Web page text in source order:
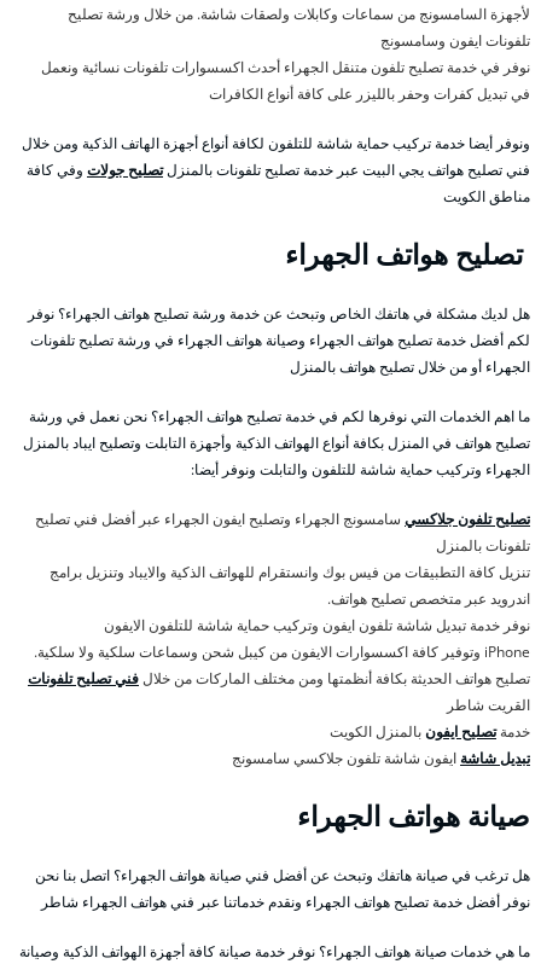
لأجهزة السامسونج من سماعات وكابلات ولصقات شاشة. من خلال ورشة تصليح
تلفونات ايفون وسامسونج
نوفر في خدمة تصليح تلفون متنقل الجهراء أحدث اكسسوارات تلفونات نسائية ونعمل
في تبديل كفرات وحفر بالليزر على كافة أنواع الكافرات
ونوفر أيضا خدمة تركيب حماية شاشة للتلفون لكافة أنواع أجهزة الهاتف الذكية ومن خلال
فني تصليح هواتف يجي البيت عبر خدمة تصليح تلفونات بالمنزلتصليح جولات وفي كافة
مناطق الكويت
تصليح هواتف الجهراء
هل لديك مشكلة في هاتفك الخاص وتبحث عن خدمة ورشة تصليح هواتف الجهراء؟ نوفر
لكم أفضل خدمة تصليح هواتف الجهراء وصيانة هواتف الجهراء في ورشة تصليح تلفونات
الجهراء أو من خلال تصليح هواتف بالمنزل
ما اهم الخدمات التي نوفرها لكم في خدمة تصليح هواتف الجهراء؟ نحن نعمل في ورشة
تصليح هواتف في المنزل بكافة أنواع الهواتف الذكية وأجهزة التابلت وتصليح ايباد بالمنزل
الجهراء وتركيب حماية شاشة للتلفون والتابلت ونوفر أيضا:
تصليح تلفون جلاكسي سامسونج الجهراء وتصليح ايفون الجهراء عبر أفضل فني تصليح
تلفونات بالمنزل
تنزيل كافة التطبيقات من فيس بوك وانستقرام للهواتف الذكية والايباد وتنزيل برامج
اندرويد عبر متخصص تصليح هواتف.
نوفر خدمة تبديل شاشة تلفون ايفون وتركيب حماية شاشة للتلفون الايفون
iPhone وتوفير كافة اكسسوارات الايفون من كيبل شحن وسماعات سلكية ولا سلكية.
تصليح هواتف الحديثة بكافة أنظمتها ومن مختلف الماركات من خلالفني تصليح تلفونات
القريت شاطر
خدمةتصليح ايفونبالمنزل الكويت
تبديل شاشة ايفون شاشة تلفون جلاكسي سامسونج
صيانة هواتف الجهراء
هل ترغب في صيانة هاتفك وتبحث عن أفضل فني صيانة هواتف الجهراء؟ اتصل بنا نحن
نوفر أفضل خدمة تصليح هواتف الجهراء ونقدم خدماتنا عبر فني هواتف الجهراء شاطر
ما هي خدمات صيانة هواتف الجهراء؟ نوفر خدمة صيانة كافة أجهزة الهواتف الذكية وصيانة